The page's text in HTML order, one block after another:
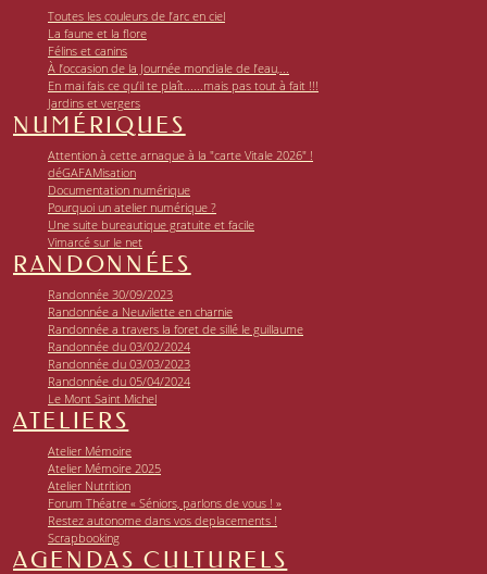
Toutes les couleurs de l’arc en ciel
La faune et la flore
Félins et canins
À l’occasion de la Journée mondiale de l’eau,...
En mai fais ce qu’il te plaît......mais pas tout à fait !!!
Jardins et vergers
NUMÉRIQUES
Attention à cette arnaque à la "carte Vitale 2026" !
déGAFAMisation
Documentation numérique
Pourquoi un atelier numérique ?
Une suite bureautique gratuite et facile
Vimarcé sur le net
RANDONNÉES
Randonnée 30/09/2023
Randonnée a Neuvilette en charnie
Randonnée a travers la foret de sillé le guillaume
Randonnée du 03/02/2024
Randonnée du 03/03/2023
Randonnée du 05/04/2024
Le Mont Saint Michel
ATELIERS
Atelier Mémoire
Atelier Mémoire 2025
Atelier Nutrition
Forum Théatre « Séniors, parlons de vous ! »
Restez autonome dans vos deplacements !
Scrapbooking
AGENDAS CULTURELS